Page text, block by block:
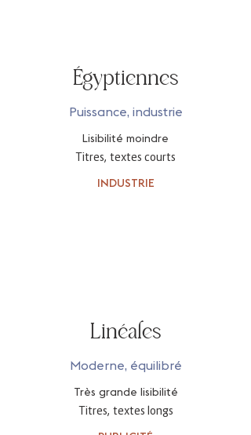
Égyptiennes
Puissance, industrie
Lisibilité moindre
Titres, textes courts
INDUSTRIE
Linéales
Moderne, équilibré
Très grande lisibilité
Titres, textes longs